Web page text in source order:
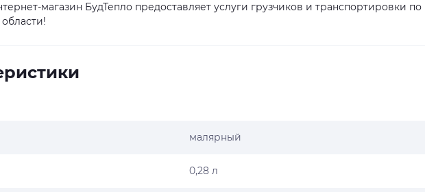
магазин БудТепло предоставляет услуги грузчиков и транспортировки по
малярный
0,28 л